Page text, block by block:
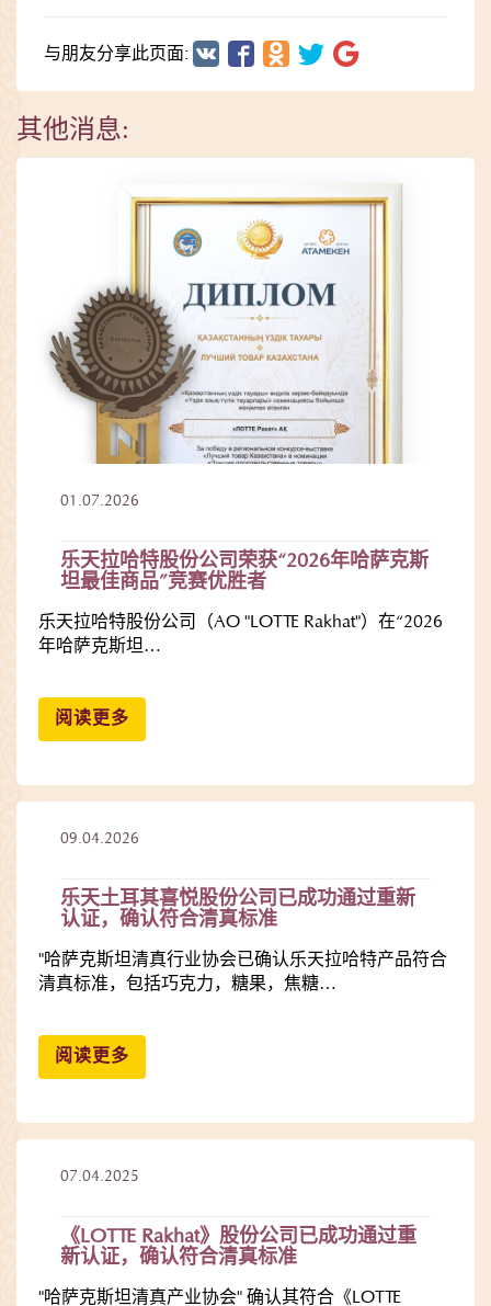
与朋友分享此页面:
其他消息:
01.07.2026
乐天拉哈特股份公司荣获“2026年哈萨克斯
坦最佳商品”竞赛优胜者
乐天拉哈特股份公司（AO "LOTTE Rakhat"）在“2026
年哈萨克斯坦…
阅读更多
09.04.2026
乐天土耳其喜悦股份公司已成功通过重新
认证，确认符合清真标准
"哈萨克斯坦清真行业协会已确认乐天拉哈特产品符合
清真标准，包括巧克力，糖果，焦糖…
阅读更多
07.04.2025
《LOTTE Rakhat》股份公司已成功通过重
新认证，确认符合清真标准
"哈萨克斯坦清真产业协会" 确认其符合《LOTTE